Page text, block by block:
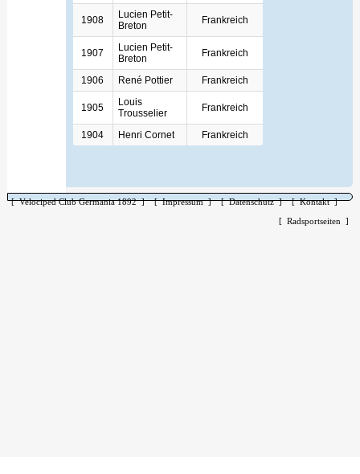
1908
Lucien Petit-
Breton
Frankreich
1907
Lucien Petit-
Breton
Frankreich
1906 René Pottier Frankreich
1905
Louis
Trousselier
Frankreich
1904 Henri Cornet Frankreich
[ Velociped Club Germania 1892 ] [ Impressum ] [ Datenschutz ]
[ Kontakt ]
[ Radsportseiten ]